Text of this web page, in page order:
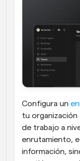
Configura un
tu organización
de trabajo a
enrutamiento,
información,